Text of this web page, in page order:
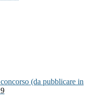
(da pubblicare in